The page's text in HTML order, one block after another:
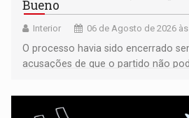
Bueno
Interior 06 de Agosto de 2026
O processo havia sido encerrado
acusações de que o partido não